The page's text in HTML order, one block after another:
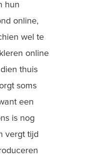
hun
online,
wel te
online
thuis
soms
een
is nog
vergt tijd